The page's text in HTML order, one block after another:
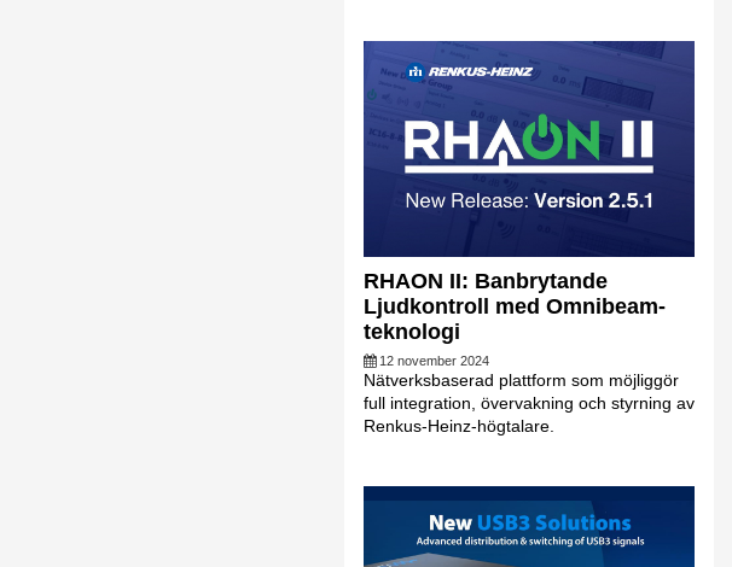
RHAON II: Banbrytande
Ljudkontroll med Omnibeam-
teknologi
12 november 2024
Nätverksbaserad plattform som möjliggör
full integration, övervakning och styrning av
Renkus-Heinz-högtalare.